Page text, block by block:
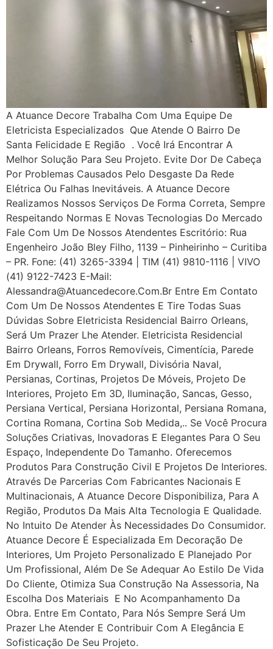
A Atuance Decore Trabalha Com Uma Equipe De
Eletricista Especializados Que Atende O Bairro De
Santa Felicidade E Região . Você Irá Encontrar A
Melhor Solução Para Seu Projeto. Evite Dor De Cabeça
Por Problemas Causados Pelo Desgaste Da Rede
Elétrica Ou Falhas Inevitáveis. A Atuance Decore
Realizamos Nossos Serviços De Forma Correta, Sempre
Respeitando Normas E Novas Tecnologias Do Mercado
Fale Com Um De Nossos Atendentes Escritório: Rua
Engenheiro João Bley Filho, 1139 – Pinheirinho – Curitiba
– PR. Fone: (41) 3265-3394 | TIM (41) 9810-1116 | VIVO
(41) 9122-7423 E-Mail:
Alessandra@atuancedecore.com.br Entre Em Contato
Com Um De Nossos Atendentes E Tire Todas Suas
Dúvidas Sobre Eletricista Residencial Bairro Orleans,
Será Um Prazer Lhe Atender. Eletricista Residencial
Bairro Orleans, Forros Removíveis, Cimentícia, Parede
Em Drywall, Forro Em Drywall, Divisória Naval,
Persianas, Cortinas, Projetos De Móveis, Projeto De
Interiores, Projeto Em 3D, Iluminação, Sancas, Gesso,
Persiana Vertical, Persiana Horizontal, Persiana Romana,
Cortina Romana, Cortina Sob Medida,.. Se Você Procura
Soluções Criativas, Inovadoras E Elegantes Para O Seu
Espaço, Independente Do Tamanho. Oferecemos
Produtos Para Construção Civil E Projetos De Interiores.
Através De Parcerias Com Fabricantes Nacionais E
Multinacionais, A Atuance Decore Disponibiliza, Para A
Região, Produtos Da Mais Alta Tecnologia E Qualidade.
No Intuito De Atender Às Necessidades Do Consumidor.
Atuance Decore É Especializada Em Decoração De
Interiores, Um Projeto Personalizado E Planejado Por
Um Profissional, Além De Se Adequar Ao Estilo De Vida
Do Cliente, Otimiza Sua Construção Na Assessoria, Na
Escolha Dos Materiais E No Acompanhamento Da
Obra. Entre Em Contato, Para Nós Sempre Será Um
Prazer Lhe Atender E Contribuir Com A Elegância E
Sofisticação De Seu Projeto.